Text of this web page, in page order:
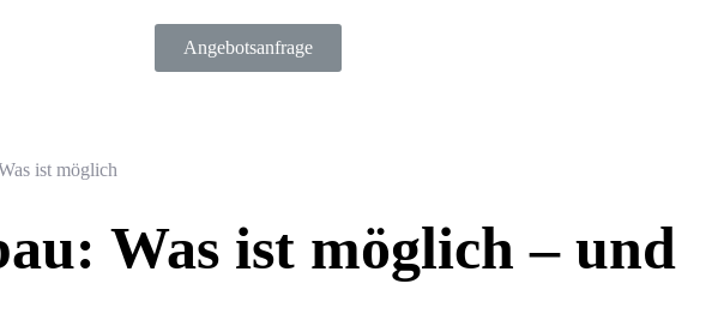
Angebotsanfrage
Was ist möglich – und